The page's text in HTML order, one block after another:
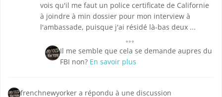
vois qu'il me faut un police certificate de Californie
à joindre à min dossier pour mon interview à
l'ambassade, puisque j'ai résidé là-bas deux ...
Il me semble que cela se demande aupres du
FBI non? En savoir plus
frenchnewyorker a répondu à une discussion